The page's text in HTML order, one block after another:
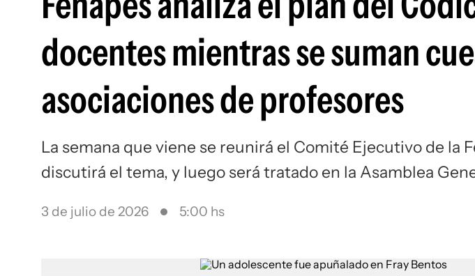
docentes mientras se suman
asociaciones de profesores
La semana que viene se reunirá el Comité Ejecutivo de la
discutirá el tema, y luego será tratado en la Asamblea
3 de julio de 2026 5:00 hs